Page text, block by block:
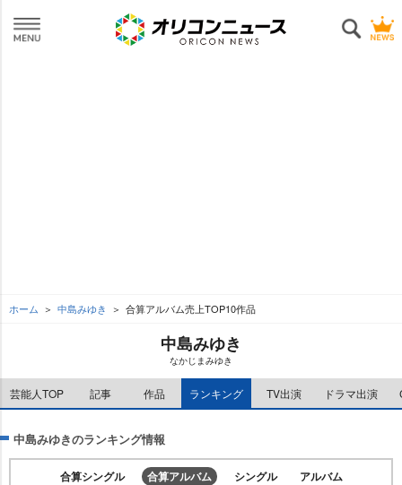
ホーム 中島みゆき 合算アルバム売上TOP10作品
中島みゆき
なかじまみゆき
芸能人TOP 記事 作品 ランキング TV出演 ドラマ出演
中島みゆきのランキング情報
合算シングル 合算アルバム シングル
アルバム